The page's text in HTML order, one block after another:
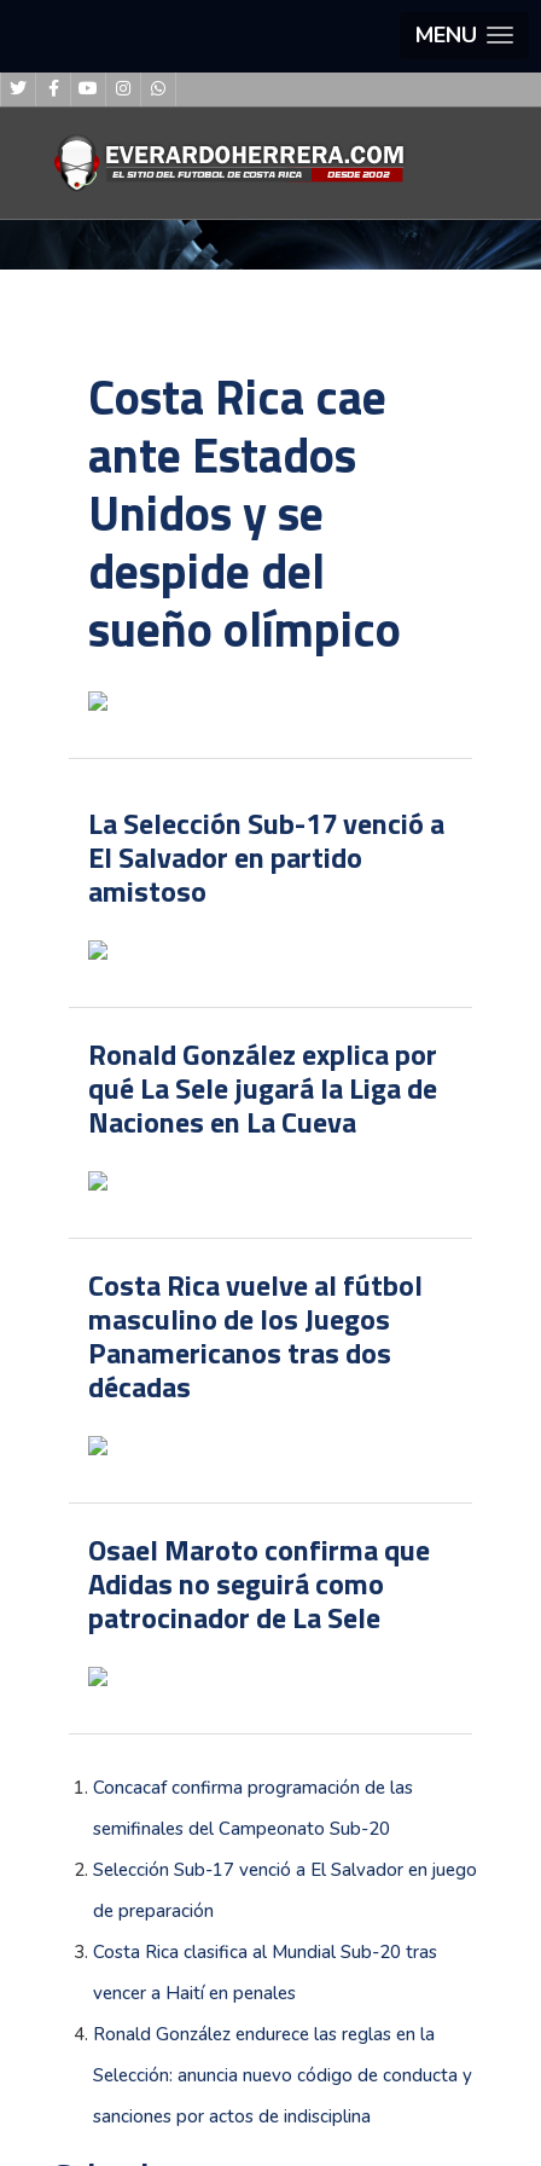
MENU
Costa Rica cae
ante Estados
Unidos y se
despide del
sueño olímpico
La Selección Sub-17 venció a
El Salvador en partido
amistoso
Ronald González explica por
qué La Sele jugará la Liga de
Naciones en La Cueva
Costa Rica vuelve al fútbol
masculino de los Juegos
Panamericanos tras dos
décadas
Osael Maroto confirma que
Adidas no seguirá como
patrocinador de La Sele
Concacaf confirma programación de las
semifinales del Campeonato Sub-20
Selección Sub-17 venció a El Salvador en juego
de preparación
Costa Rica clasifica al Mundial Sub-20 tras
vencer a Haití en penales
Ronald González endurece las reglas en la
Selección: anuncia nuevo código de conducta y
sanciones por actos de indisciplina